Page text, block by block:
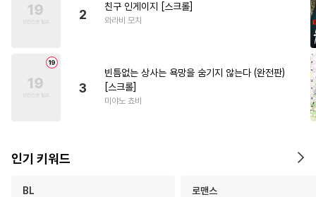
2
친구 인게이지 [스크롤]
와라비 모치
3
빈틈없는 상사는 욕망을 숨기지 않는다 (완전판)
[스크롤]
미야노 쵸비
인기 키워드
BL 로맨스